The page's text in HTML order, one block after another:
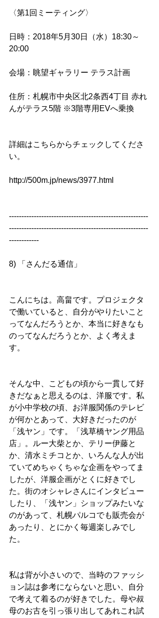
〈第1回ミーティング〉
日時：2018年5月30日（水）18:30～
20:00
会場：眺望ギャラリー テラス計画
住所：札幌市中央区北2条西4丁目 赤れ
んがテラス5階 ※3階専用EVへ乗換
詳細はこちらからチェックしてくださ
い。
http://500m.jp/news/3977.html
--------------------------------------------------------
--------------------------------------------------------
------------
8) 「さんだる通信」
こんにちは。高畠です。プロジェクタ
で働いていると、自分がやりたいこと
ってなんだろうとか、本当に好きなも
のってなんだろうとか、よく考えま
す。
そんな中、こどもの頃から一貫して好
きだなぁと思えるのは、洋服です。私
が小中学校の頃、お洋服関係のテレビ
が何かとあって、大好きだったのが
「浅ヤン」です。「浅草橋ヤング用品
店」。ルー大柴とか、テリー伊藤と
か、清水ミチコとか、いろんな人が出
ていてめちゃくちゃな企画をやってま
したが、洋服企画がとくに好きでし
た。街のオシャレさんにインタビュー
したり、「浅ヤン」ショップみたいな
のがあって、札幌パルコでも販売会が
あったり、とにかく毎週楽しみでし
た。
私は背が小さいので、当時のファッシ
ョン誌は参考にならないと思い、自分
で考えて着るのが好きでした。母や叔
母のお古を引っ張り出してあれこれ試